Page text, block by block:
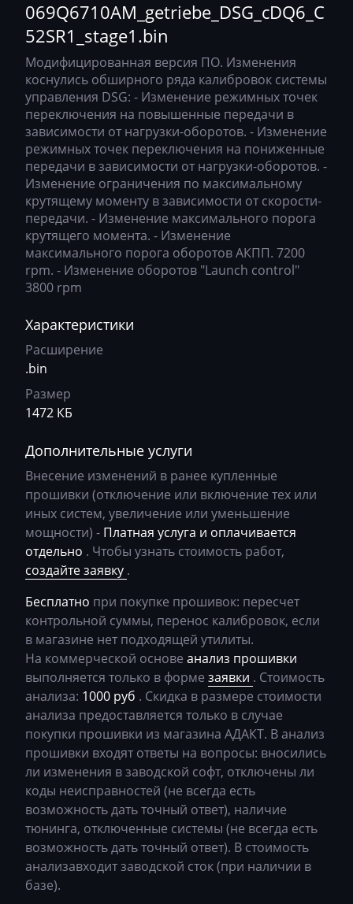
Atlas
Audi
Ausa
AVR
BAIC
Bajaj
Basak
Bauer
BAW
Belgee
Bentley
BMW
BobCat
Brilliance
Buhler
BYD
Cadillac
Camc
Case
Caterpillar
CFMoto
Challenger
Changan
Changhe
Chevrolet
Chrysler
Citroen
Bosch EDC17C46
Bosch EDC17C54
Bosch EDC17C64
Bosch EDC17C74
Bosch EDC17CP04
Bosch EDC17CP14
Bosch EDC17CP20
Bosch EDC17CP24
Bosch EDC17CP44
Bosch EDC17CP54
Bosch EDC17CP74
Bosch EDC17U01
Bosch M3.8.x (M5.9.2)
Bosch MD1CP004
BOSCH MD1CS004
Bosch ME(D)7.1.x
Bosch ME(D)7.5.x
Bosch ME17.5.6
Bosch MED(C)17.1-17.5.21
Bosch MED17.1.27
Bosch MED17.1.61(62)
Bosch MED17.5.2
Bosch MED17.5.25
Bosch MED17.5.26
Bosch MED9.1.x
Bosch MED9.5.x
BOSCH MG1CA811
Bosch MG1CS001
Delphi DCM3.7
0693y590AM_getriebe_DSG_DD3y C90S
0694b110AM_getriebe_DSG_OI4b C18S
0695k020AM_getriebe_DSG_DD5k_C21S
0696d300AM_getriebe_DSG_OJ6d C90S
0696d330AM_getriebe_DSG_OJ6d C90S
0696d600AM_getriebe_DSG_OJ6d C90S
0696e330AM_getriebe_DSG_DD6e_C90S
0696f670AM_getriebe_DSG_sb6f C26S
0696h210AM_getriebe_DSG_OI6h_C23SR1
0696h300AM_getriebe_DSG_OI6h C90S
069D8610AM_getriebe_DSG_cDD8_C34SR1
069E8600AM_getriebe_DSG_rJE8 C34SR1
069FO010AM_getriebe_DSG_rJFO C62S
069LR610AM_getriebe_DSG_DDLR C65S
069Q6610AM_getriebe_DSG_cDQ6 C45SR1
069Q6700AM_getriebe_DSG_DDQ6 C52SR1
069Q6710AM_getriebe_DSG_cDQ6_C52SR1
069R5630AM_getriebe_DSG_cJR5 C45SR1
069R6610AM___getriebe_DSG_rJR6 C65S
069XG600AM_getriebe_DSG_OJXG C65S
069Y1300AM_getriebe_DSG_DDY1_C45SR1
0CW300040H_0606_OJPX_MJ743
0CW300041Q_1601_OJAE_MJ743
0CW300041Q_1604_cJAE_MJ743
0CW300043B_1601_OJEG_MJ743
0CW300047E_5260_OJFZ_C52MR1
0CW300047E_5261_OJFZ_C52MR1
0CW300047F_5261_ODGA_C52MR1
069Q6710AM_getriebe_DSG_cDQ6_C
52SR1_stage1.bin
Модифицированная версия ПО. Изменения
коснулись обширного ряда калибровок системы
управления DSG: - Изменение режимных точек
переключения на повышенные передачи в
зависимости от нагрузки-оборотов. - Изменение
режимных точек переключения на пониженные
передачи в зависимости от нагрузки-оборотов. -
Изменение ограничения по максимальному
крутящему моменту в зависимости от скорости-
передачи. - Изменение максимального порога
крутящего момента. - Изменение
максимального порога оборотов АКПП. 7200
rpm. - Изменение оборотов "Launch control"
3800 rpm
Характеристики
Расширение
.bin
Размер
1472 КБ
Дополнительные услуги
Внесение изменений в ранее купленные
прошивки (отключение или включение тех или
иных систем, увеличение или уменьшение
мощности) - Платная услуга и оплачивается
отдельно . Чтобы узнать стоимость работ,
создайте заявку .
Бесплатно при покупке прошивок: пересчет
контрольной суммы, перенос калибровок, если
в магазине нет подходящей утилиты.
На коммерческой основе анализ прошивки
выполняется только в форме заявки . Стоимость
анализа: 1000 руб . Скидка в размере стоимости
анализа предоставляется только в случае
покупки прошивки из магазина АДАКТ. В анализ
прошивки входят ответы на вопросы: вносились
ли изменения в заводской софт, отключены ли
коды неисправностей (не всегда есть
возможность дать точный ответ), наличие
тюнинга, отключенные системы (не всегда есть
возможность дать точный ответ). В стоимость
анализавходит заводской сток (при наличии в
базе).